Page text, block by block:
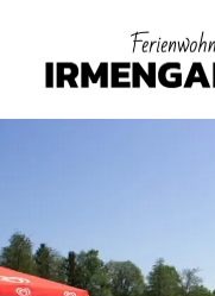
Inhalt
springen